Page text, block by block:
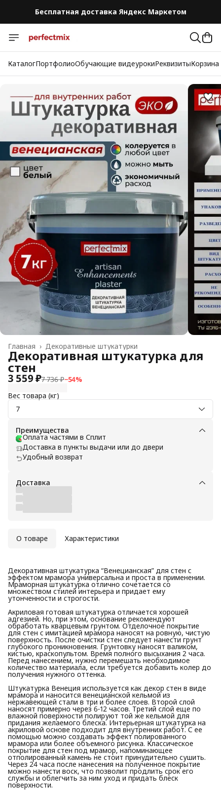
Бесплатная доставка Яндекс Маркетом
Бесплатная доставка Яндекс Маркетом
КаталогПортфолиоОбучающие видеурокиРеквизитыКорзина
Декоративные штукатурки
Главная ›
Декоративная штукатурка для
стен
3 559 ₽7 736 ₽−54%
Вес товара (кг)
7
Преимущества
Оплата частями в Сплит
Доставка в пункты выдачи или до двери
Удобный возврат
Доставка
О товаре Характеристики
Декоративная штукатурка “Венецианская” для стен с
эффектом мрамора универсальна и проста в применении.
Мраморная штукатурка отлично сочетается со
множеством стилей интерьера и придает ему
утонченности и строгости.
Акриловая готовая штукатурка отличается хорошей
адгезией. Но, при этом, основание рекомендуют
обработать кварцевым грунтом. Отделочное покрытие
для стен с имитацией мрамора наносят на ровную, чистую
поверхность. После очистки стен следует нанести грунт
глубокого проникновения. Грунтовку наносят валиком,
кистью, краскопультом. Время полного высыхания 2 часа.
Перед нанесением, нужно перемешать необходимое
количество материала, если требуется добавить колер до
получения нужного оттенка.
Штукатурка Венеция используется как декор стен в виде
мрамора и наносится венецианской кельмой из
нержавеющей стали в три и более слоев. Второй слой
наносят примерно через 6-12 часов. Третий слой еще по
влажной поверхности полируют той же кельмой для
придания желаемого блеска. Интерьерная штукатурка на
акриловой основе подходит для внутренних работ. С ее
помощью можно создавать эффект полированного
мрамора или более объемного рисунка. Классическое
покрытие для стен под мрамор, напоминающее
отполированный камень не стоит принудительно сушить.
Через 24 часа после нанесения на полученное покрытие
можно нанести воск, что позволит продлить срок его
службы и облегчить за ним уход и придать блеск
поверхности.